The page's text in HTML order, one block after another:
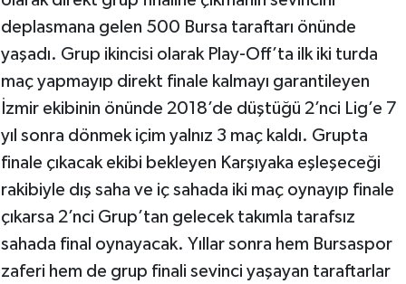
deplasmana gelen 500 Bursa taraftarı önünde
yaşadı. Grup ikincisi olarak Play-Off’ta ilk iki turda
maç yapmayıp direkt finale kalmayı garantileyen
İzmir ekibinin önünde 2018’de düştüğü 2’nci Lig’e 7
yıl sonra dönmek içim yalnız 3 maç kaldı. Grupta
finale çıkacak ekibi bekleyen Karşıyaka eşleşeceği
rakibiyle dış saha ve iç sahada iki maç oynayıp finale
çıkarsa 2’nci Grup’tan gelecek takımla tarafsız
sahada final oynayacak. Yıllar sonra hem Bursaspor
zaferi hem de grup finali sevinci yaşayan taraftarlar